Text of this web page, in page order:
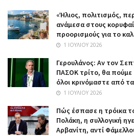
«Ήλιος, πολιτισμός,
ανάμεσα στους
προορισμούς για το
1 ΙΟΥΛΊΟΥ 2026
Γερουλάνος: Αν τον
ΠΑΣΟΚ τρίτο, θα
όλοι κρινόμαστε από
1 ΙΟΥΛΊΟΥ 2026
Πώς έσπασε η τρόικα
Πολάκη, η συλλογική
Αρβανίτη, αντί